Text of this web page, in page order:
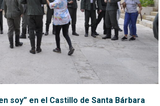
soy” en el Castillo de Santa Bárbara